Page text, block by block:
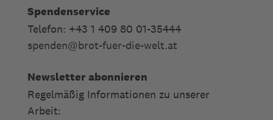
Spendenservice
Telefon: +43 1 409 80 01-35444
spenden@brot-fuer-die-welt.at
Newsletter abonnieren
Regelmäßig Informationen zu unserer
Arbeit: